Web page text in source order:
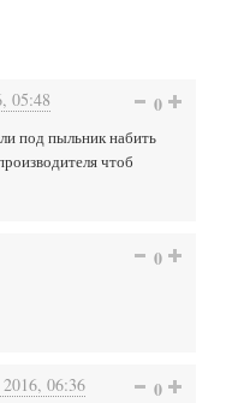
05:48 0
под пыльник набить
чтоб
0
06:36 0